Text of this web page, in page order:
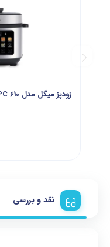
زودپز میگل مدل GPC 610
نقد و بررسی